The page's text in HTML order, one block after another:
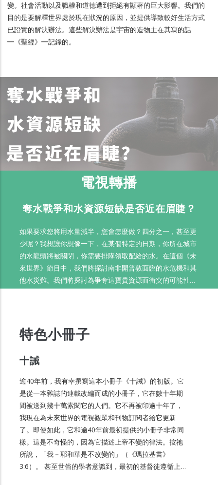
變。社會活動以及職權和道德遭到拒絕有顯著的巨大影響。我們的
目的是要解釋世界處於現在狀況的原因，並提供導致較好生活方式
已證實的解決辦法。這些解決辦法是宇宙的造物主在其寫的話
━《聖經》━記錄的。
電視轉播
奪水戰爭和水資源短缺是否近在眉睫？
如果要求您將用水量減半，您會怎麼做？四分之一，甚至更
少呢？我想讓你想像一下，在某個特定的日期，你所在城市
的水龍頭將被關閉，你需要排隊領取配給的水。在這個《未
來世界》節目中，我們將探討南非開普敦面臨的水危機和其
他水災難。我們將探討為爭奪這寶貴資源而衝突的可能性，
特色小冊子
十誡
逾40年前，我有幸撰寫這本小冊子《十誡》的初版。它
是從一本雜誌的連載改編而成的小冊子，它在數十年期
間被送到幾十萬索閱它的人們。它不再被印逾十年了，
我現在為未來世界的電視觀眾和刊物訂閱者給它更新
了。即使如此，它和逾40年前最初提供的小冊子非常同
樣。這是不奇怪的，因為它描述上帝不變的律法。按祂
所說，「我－耶和華是不改變的」（《瑪拉基書》
3:6）。 甚至世俗的學者意識到，最初的基督徒遵循上帝